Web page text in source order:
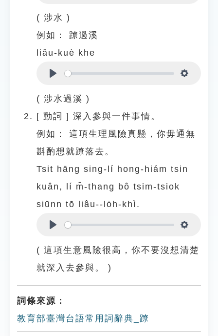
( 涉水 )
例如：
蹽過溪
liâu-kuè khe
( 涉水過溪 )
[ 動詞 ] 深入參與一件事情。
例如：
這項生理風險真懸，你毋通無
斟酌想就蹽落去。
Tsit hāng sing-lí hong-hiám tsin
kuân, lí m̄-thang bô tsim-tsiok
siūnn tō liâu--lo̍h-khì.
( 這項生意風險很高，你不要沒想清楚
就深入去參與。 )
詞條來源：
教育部臺灣台語常用詞辭典_蹽